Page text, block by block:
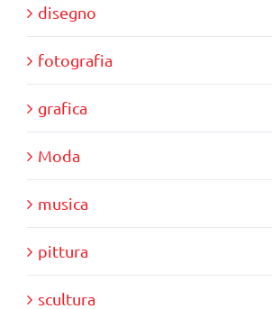
disegno
fotografia
grafica
Moda
musica
pittura
scultura